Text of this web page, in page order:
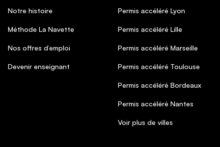
Notre histoire
Méthode La Navette
Nos offres d’emploi
Devenir enseignant
Permis accéléré Lyon
Permis accéléré Lille
Permis accéléré Marseille
Permis accéléré Toulouse
Permis accéléré Bordeaux
Permis accéléré Nantes
Voir plus de villes